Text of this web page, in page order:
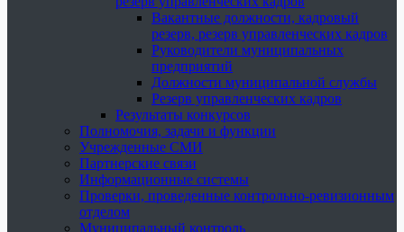
Вакантные должности, кадровый
резерв, резерв управленческих кадров
Руководители муниципальных
предприятий
Должности муниципальной службы
Резерв управленческих кадров
Результаты конкурсов
Полномочия, задачи и функции
Учрежденные СМИ
Партнерские связи
Информационные системы
Проверки, проведенные контрольно-ревизионным
отделом
Муниципальный контроль